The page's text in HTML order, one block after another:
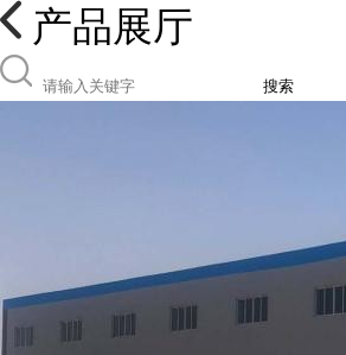
产品展厅
搜索